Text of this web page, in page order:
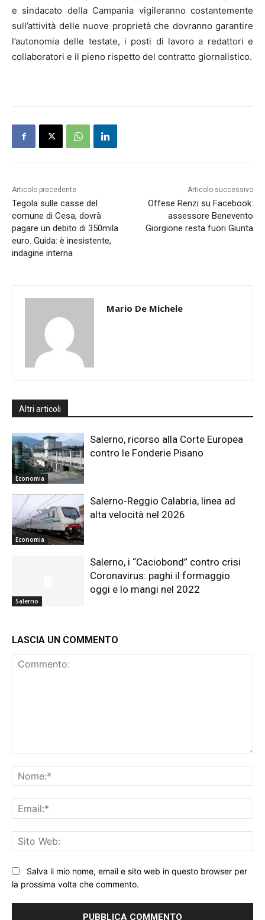
e sindacato della Campania vigileranno costantemente
sull’attività delle nuove proprietà che dovranno garantire
l’autonomia delle testate, i posti di lavoro a redattori e
collaboratori e il pieno rispetto del contratto giornalistico.
Articolo precedente
Tegola sulle casse del
comune di Cesa, dovrà
pagare un debito di 350mila
euro. Guida: è inesistente,
indagine interna
Articolo successivo
Offese Renzi su Facebook:
assessore Benevento
Giorgione resta fuori Giunta
Mario De Michele
Altri articoli
Economia
Salerno, ricorso alla Corte Europea
contro le Fonderie Pisano
Economia
Salerno-Reggio Calabria, linea ad
alta velocità nel 2026
Salerno
Salerno, i “Caciobond” contro crisi
Coronavirus: paghi il formaggio
oggi e lo mangi nel 2022
LASCIA UN COMMENTO
Salva il mio nome, email e sito web in questo browser per
la prossima volta che commento.